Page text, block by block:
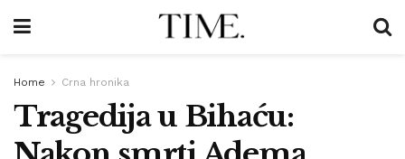
Home Crna hronika
Tragedija u Bihaću: